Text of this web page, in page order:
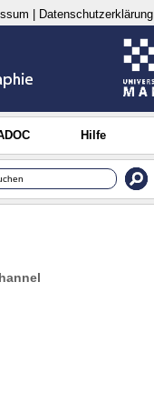
Datenschutzerklärung
Hilfe